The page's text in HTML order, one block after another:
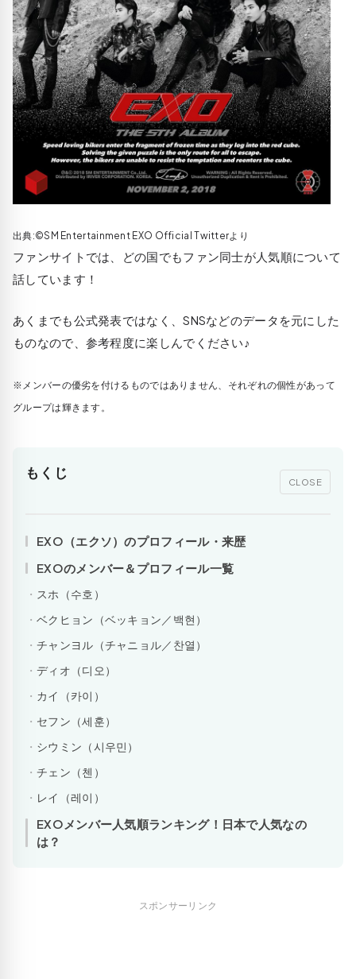
出典:©SM Entertainment EXO Official Twitterより
ファンサイトでは、どの国でもファン同士が人気順について
話しています！
あくまでも公式発表ではなく、SNSなどのデータを元にした
ものなので、参考程度に楽しんでください♪
※メンバーの優劣を付けるものではありません、それぞれの個性があって
グループは輝きます。
もくじ
CLOSE
EXO（エクソ）のプロフィール・来歴
EXOのメンバー＆プロフィール一覧
スホ（수호）
ベクヒョン（ベッキョン／백현）
チャンヨル（チャニョル／찬열）
ディオ（디오）
カイ（카이）
セフン（세훈）
シウミン（시우민）
チェン（첸）
レイ（레이）
EXOメンバー人気順ランキング！日本で人気なの
は？
スポンサーリンク